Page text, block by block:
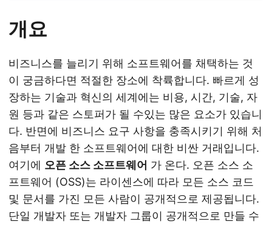
개요
비즈니스를 늘리기 위해 소프트웨어를 채택하는 것
이 궁금하다면 적절한 장소에 착륙합니다. 빠르게 성
장하는 기술과 혁신의 세계에는 비용, 시간, 기술, 자
원 등과 같은 스토퍼가 될 수있는 많은 요소가 있습니
다. 반면에 비즈니스 요구 사항을 충족시키기 위해 처
음부터 개발 한 소프트웨어에 대한 비싼 거래입니다.
여기에 오픈 소스 소프트웨어 가 온다. 오픈 소스 소
프트웨어 (OSS)는 라이센스에 따라 모든 소스 코드
및 문서를 가진 모든 사람이 공개적으로 제공됩니다.
단일 개발자 또는 개발자 그룹이 공개적으로 만들 수